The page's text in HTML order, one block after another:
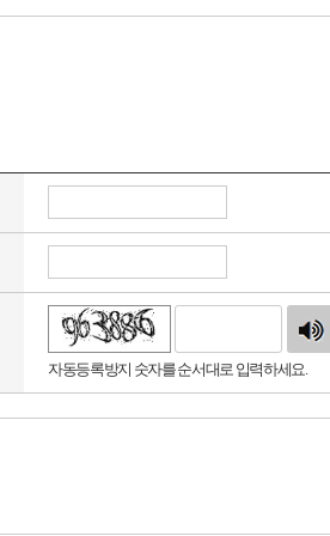
자동등록방지 숫자를 순서대로 입력하세요.